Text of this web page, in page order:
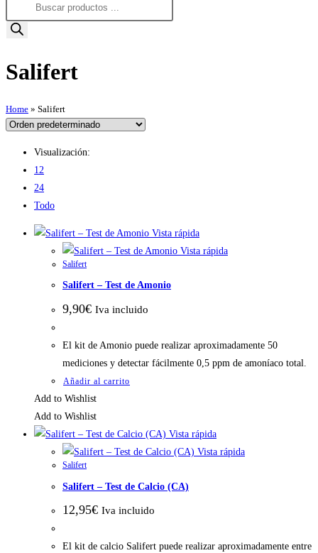
Salifert
Home » Salifert
Visualización:
12
24
Todo
Vista rápida
Vista rápida
Salifert
Salifert – Test de Amonio
9,90€ Iva incluido
El kit de Amonio puede realizar aproximadamente 50
mediciones y detectar fácilmente 0,5 ppm de amoníaco total.
Añadir al carrito
Add to Wishlist
Add to Wishlist
Vista rápida
Vista rápida
Salifert
Salifert – Test de Calcio (CA)
12,95€ Iva incluido
El kit de calcio Salifert puede realizar aproximadamente entre